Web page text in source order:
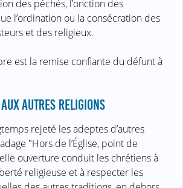
des péchés, l’onction des
l’ordination ou la consécration des
et des religieux.
est la remise confiante du défunt à
AUTRES RELIGIONS
rejeté les adeptes d’autres
"Hors de l’Église, point de
ouverture conduit les chrétiens à
religieuse et à respecter les